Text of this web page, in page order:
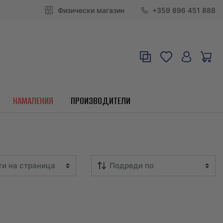
Физически магазин +359 896 451 888
НАМАЛЕНИЯ ПРОИЗВОДИТЕЛИ